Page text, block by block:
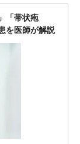
「帯状疱
を医師が解説